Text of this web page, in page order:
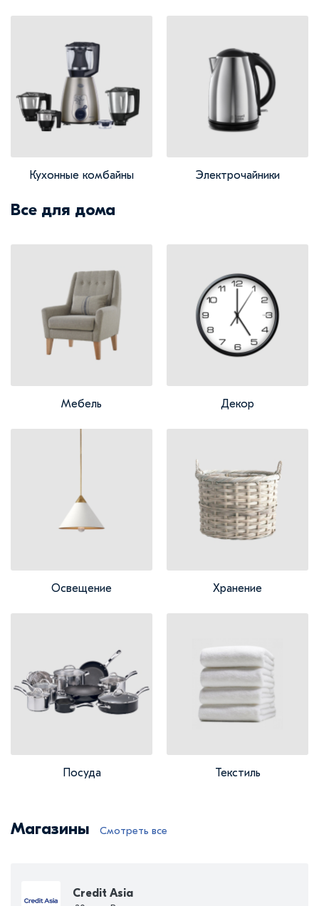
Кухонные комбайны Электрочайники
Все для дома
Мебель Декор
Освещение Хранение
Посуда Текстиль
Магазины Смотреть все
Credit Asia